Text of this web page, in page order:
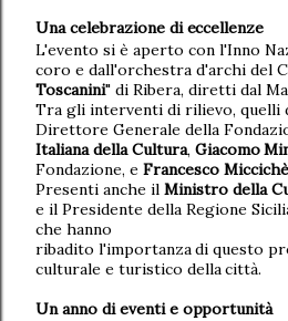
Una celebrazione di eccellenze
L'evento si è aperto con l'Inno
coro e dall'orchestra d'archi del
Toscanini" di Ribera, diretti dal
Tra gli interventi di rilievo, quelli
Direttore Generale della
Italiana della Cultura, Giacomo
Fondazione, e Francesco Miccichè
Presenti anche il Ministro della
e il Presidente della Regione
che hanno
ribadito l'importanza di questo
culturale e turistico dellacittà.
Un anno di eventi eopportunità